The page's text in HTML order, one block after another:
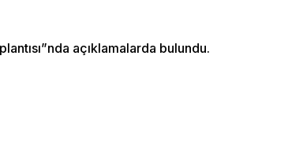
açıklamalarda bulundu.